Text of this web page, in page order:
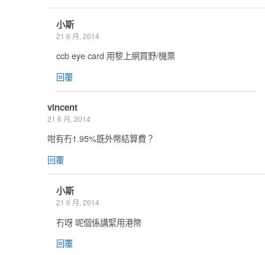
小斯
21 6 月, 2014
ccb eye card 用黎上網買野/機票
回覆
vincent
21 6 月, 2014
咁有冇1.95%既外幣結算費？
回覆
小斯
21 6 月, 2014
冇呀 呢個係講緊用港幣
回覆